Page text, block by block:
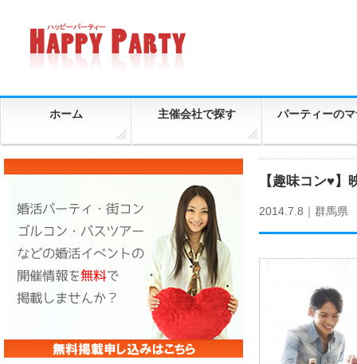
ホーム 主催会社で探す パーティーの
【趣味コン♥】
2014.7.8｜ 群馬県